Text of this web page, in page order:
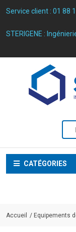
Service client : 01 88
STERIGENE :
CATÉGORIES
Accueil Equipements